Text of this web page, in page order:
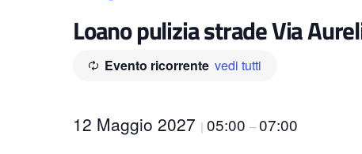
Loano pulizia strade Via
Evento ricorrente vedi tutti
12 Maggio 2027 | 05:00 –07:00